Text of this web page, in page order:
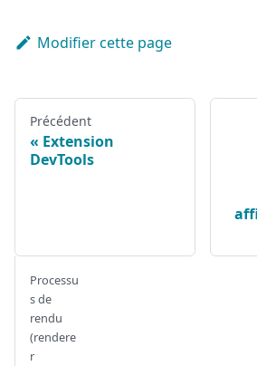
Modifier cette page
Précédent
Extension
DevTools
Processu
s de
rendu
(rendere
r